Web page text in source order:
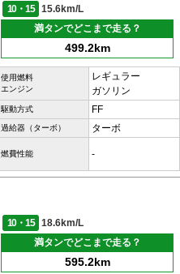
10・15
15.6km/L
満タンでどこまで走る？
499.2km
使用燃料
エンジン
レギュラー
ガソリン
駆動方式 FF
過給器（ターボ） ターボ
燃費性能 -
10・15
18.6km/L
満タンでどこまで走る？
595.2km